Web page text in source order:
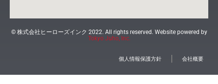
© 株式会社ヒーローズインク 2022. All rights reserved. Website powered by
Tokyo Juho, Inc.
個人情報保護方針 会社概要